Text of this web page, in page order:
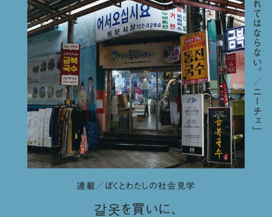
連載／ぼくとわたしの社会見学
갈옷を買いに、